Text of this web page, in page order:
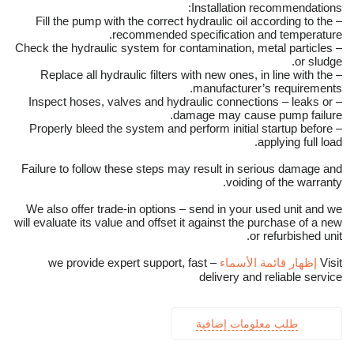
Installation recommendations:
– Fill the pump with the correct hydraulic oil according to the
recommended specification and temperature.
– Check the hydraulic system for contamination, metal particles
or sludge.
– Replace all hydraulic filters with new ones, in line with the
manufacturer’s requirements.
– Inspect hoses, valves and hydraulic connections – leaks or
damage may cause pump failure.
– Properly bleed the system and perform initial startup before
applying full load.
Failure to follow these steps may result in serious damage and
voiding of the warranty.
We also offer trade-in options – send in your used unit and we
will evaluate its value and offset it against the purchase of a new
or refurbished unit.
Visit إظهار قائمة الأسماء
– we provide expert support, fast
delivery and reliable service
طلب معلومات إضافية